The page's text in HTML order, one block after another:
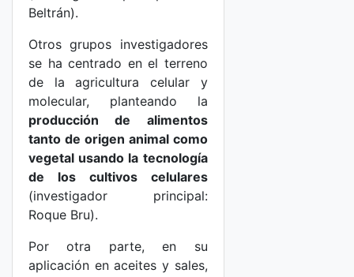
Beltrán).
Otros grupos investigadores
se ha centrado en el terreno
de la agricultura celular y
molecular, planteando la
producción de alimentos
tanto de origen animal como
vegetal usando la tecnología
de los cultivos celulares
(investigador principal:
Roque Bru).
Por otra parte, en su
aplicación en aceites y sales,